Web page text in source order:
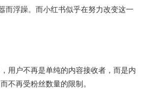
而浮躁。而小红书似乎在努力改变这一
用户不再是单纯的内容接收者，而是内
不再受粉丝数量的限制。